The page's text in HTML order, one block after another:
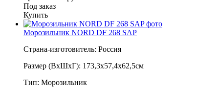
Под заказ
Купить
Морозильник NORD DF 268 SAP
Страна-изготовитель: Россия
Размер (ВхШхГ): 173,3х57,4х62,5см
Тип: Морозильник